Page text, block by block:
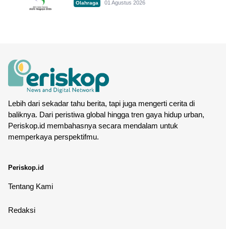
Olahraga 01 Agustus 2026
Lebih dari sekadar tahu berita, tapi juga mengerti cerita di
baliknya. Dari peristiwa global hingga tren gaya hidup urban,
Periskop.id membahasnya secara mendalam untuk
memperkaya perspektifmu.
Periskop.id
Tentang Kami
Redaksi